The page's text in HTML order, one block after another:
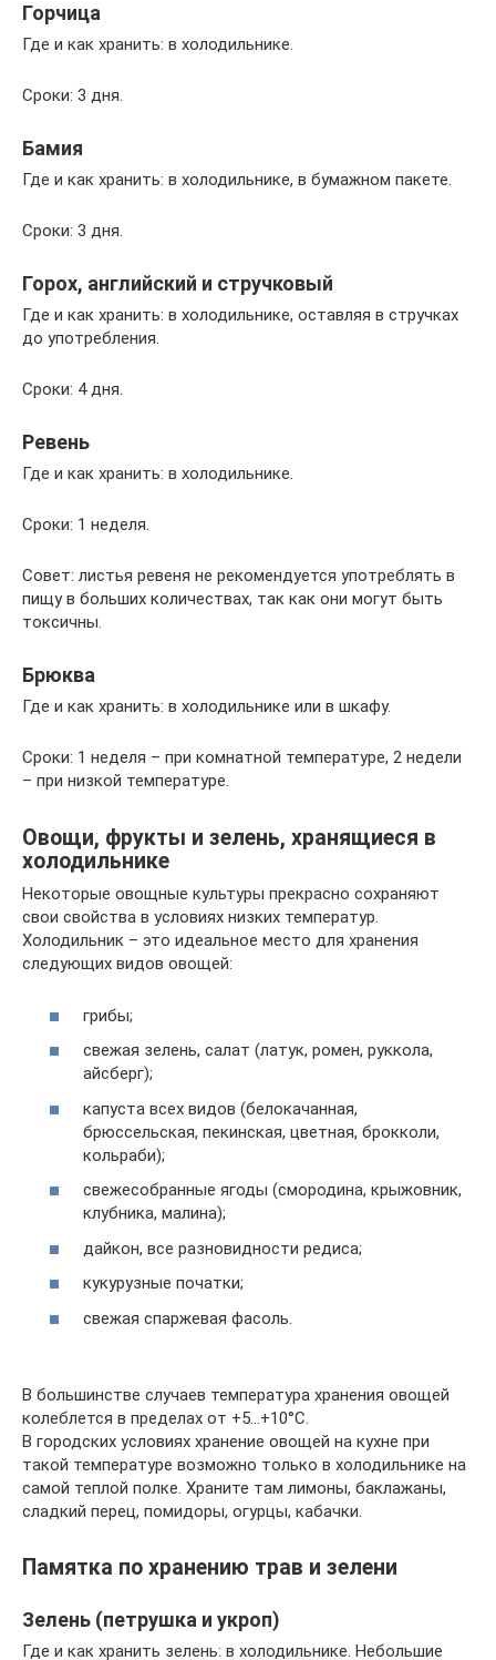
Горчица
Где и как хранить: в холодильнике.
Сроки: 3 дня.
Бамия
Где и как хранить: в холодильнике, в бумажном пакете.
Сроки: 3 дня.
Горох, английский и стручковый
Где и как хранить: в холодильнике, оставляя в стручках
до употребления.
Сроки: 4 дня.
Ревень
Где и как хранить: в холодильнике.
Сроки: 1 неделя.
Совет: листья ревеня не рекомендуется употреблять в
пищу в больших количествах, так как они могут быть
токсичны.
Брюква
Где и как хранить: в холодильнике или в шкафу.
Сроки: 1 неделя – при комнатной температуре, 2 недели
– при низкой температуре.
Овощи, фрукты и зелень, хранящиеся в
холодильнике
Некоторые овощные культуры прекрасно сохраняют
свои свойства в условиях низких температур.
Холодильник – это идеальное место для хранения
следующих видов овощей:
грибы;
свежая зелень, салат (латук, ромен, руккола,
айсберг);
капуста всех видов (белокачанная,
брюссельская, пекинская, цветная, брокколи,
кольраби);
свежесобранные ягоды (смородина, крыжовник,
клубника, малина);
дайкон, все разновидности редиса;
кукурузные початки;
свежая спаржевая фасоль.
В большинстве случаев температура хранения овощей
колеблется в пределах от +5…+10°С.
В городских условиях хранение овощей на кухне при
такой температуре возможно только в холодильнике на
самой теплой полке. Храните там лимоны, баклажаны,
сладкий перец, помидоры, огурцы, кабачки.
Памятка по хранению трав и зелени
Зелень (петрушка и укроп)
Где и как хранить зелень: в холодильнике. Небольшие